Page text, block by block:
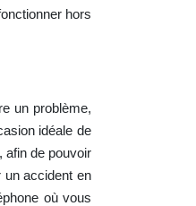
hors
un problème,
idéale de
afin de pouvoir
un accident en
où vous